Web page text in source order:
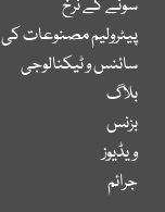
سونے کے نرخ
پیٹرولیم مصنوعات
سائنس و ٹیکنالوجی
بلاگ
بزنس
ویڈیوز
جرائم